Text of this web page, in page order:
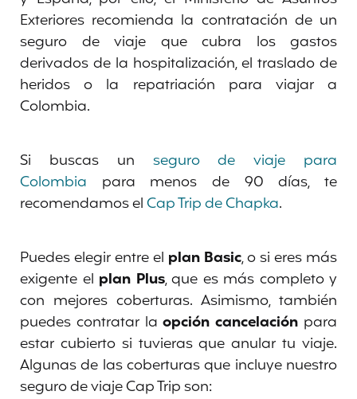
Exteriores recomienda la contratación de un
seguro de viaje que cubra los gastos
derivados de la hospitalización, el traslado de
heridos o la repatriación para viajar a
Colombia.
Si buscas un seguro de viaje para
Colombia para menos de 90 días, te
recomendamos elCap Trip de Chapka.
Puedes elegir entre el plan Basic, o si eres más
exigente el plan Plus, que es más completo y
con mejores coberturas. Asimismo, también
puedes contratar laopción cancelación para
estar cubierto si tuvieras que anular tu viaje.
Algunas de las coberturas que incluye nuestro
seguro de viaje Cap Trip son: